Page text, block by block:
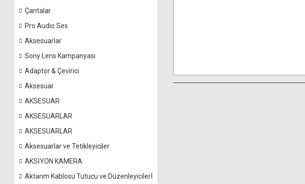
Çantalar
Pro Audio Ses
Aksesuarlar
Sony Lens Kampanyası
Adaptör & Çevirici
Aksesuar
AKSESUAR
AKSESUARLAR
AKSESUARLAR
Aksesuarlar ve Tetikleyiciler
AKSİYON KAMERA
Aktarım Kablosu Tutucu ve Düzenleyicilerİ